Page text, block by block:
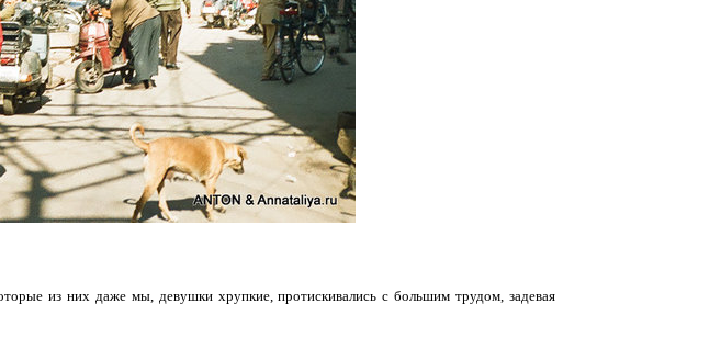
из них даже мы, девушки хрупкие, протискивались с большим трудом, задевая